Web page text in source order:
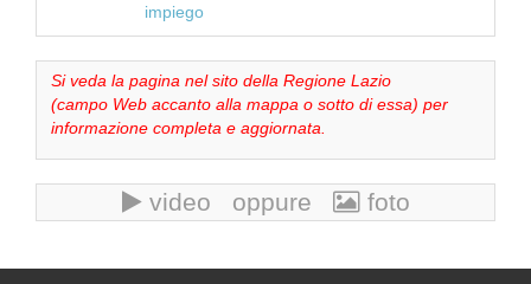
impiego
Si veda la pagina nel sito della Regione Lazio
(campo Web accanto alla mappa o sotto di essa) per
informazione completa e aggiornata.
video oppure foto